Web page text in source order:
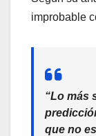
improbable
“Lo más
que no